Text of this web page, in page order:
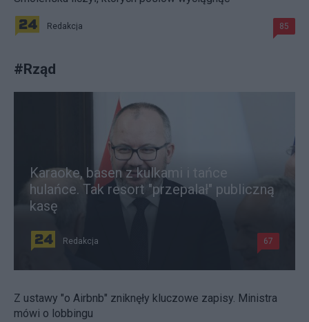
Redakcja 85
#Rząd
Karaoke, basen z kulkami i tańce
hulańce. Tak resort "przepalał" publiczną
kasę
Redakcja 67
Z ustawy "o Airbnb" zniknęły kluczowe zapisy. Ministra
mówi o lobbingu